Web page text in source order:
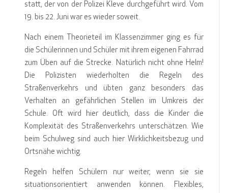
statt, der von der Polizei Kleve durchgeführt wird. Vom
19. bis 22. Juni war es wieder soweit.
Nach einem Theorieteil im Klassenzimmer ging es für
die Schülerinnen und Schüler mit ihrem eigenen Fahrrad
zum Üben auf die Strecke. Natürlich nicht ohne Helm!
Die Polizisten wiederholten die Regeln des
Straßenverkehrs und übten ganz besonders das
Verhalten an gefährlichen Stellen im Umkreis der
Schule. Oft wird hier deutlich, dass die Kinder die
Komplexität des Straßenverkehrs unterschätzen. Wie
beim Schulweg sind auch hier Wirklichkeitsbezug und
Ortsnähe wichtig.
Regeln helfen Schülern nur weiter, wenn sie sie
situationsorientiert anwenden können. Flexibles,